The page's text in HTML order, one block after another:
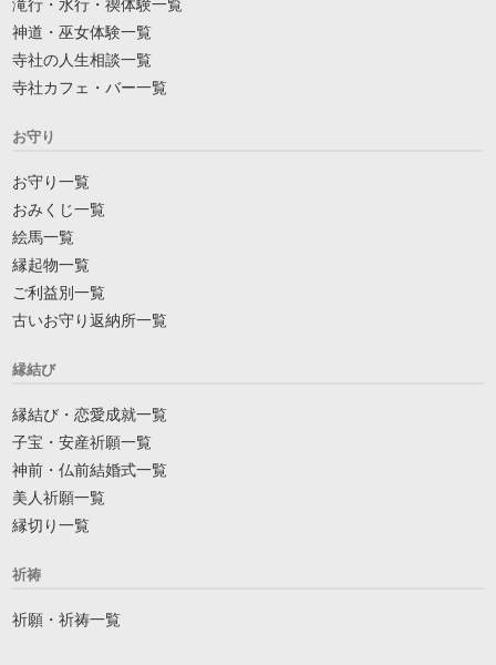
滝行・水行・禊体験一覧
神道・巫女体験一覧
寺社の人生相談一覧
寺社カフェ・バー一覧
お守り
お守り一覧
おみくじ一覧
絵馬一覧
縁起物一覧
ご利益別一覧
古いお守り返納所一覧
縁結び
縁結び・恋愛成就一覧
子宝・安産祈願一覧
神前・仏前結婚式一覧
美人祈願一覧
縁切り一覧
祈祷
祈願・祈祷一覧